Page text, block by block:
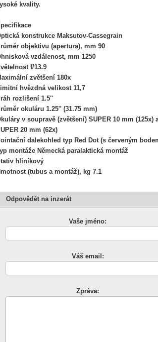
kvality.
konstrukce Maksutov-Cassegrain
objektivu (apertura), mm 90
vzdálenost, mm 1250
f/13.9
zvětšení 180x
hvězdná velikost 11,7
rozlišení 1.5''
okuláru 1.25'' (31.75 mm)
v soupravě (zvětšení) SUPER 10 mm (125x)
20 mm (62x)
dalekohled typ Red Dot (s červeným
montáže Německá paralaktická montáž
hliníkový
(tubus a montáž), kg 7.1
Odpovědět na inzerát
Vaše jméno:
Váš email:
Zpráva: